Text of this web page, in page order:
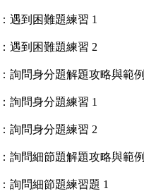
遇到困難題練習 1
遇到困難題練習 2
詢問身分題解題攻略與範例
詢問身分題練習 1
詢問身分題練習 2
詢問細節題解題攻略與範例
詢問細節題練習題 1